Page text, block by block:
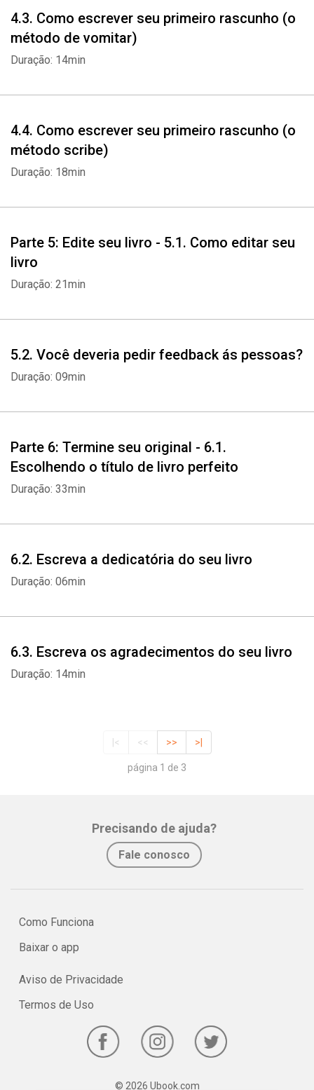
4.3. Como escrever seu primeiro rascunho (o
método de vomitar)
Duração: 14min
4.4. Como escrever seu primeiro rascunho (o
método scribe)
Duração: 18min
Parte 5: Edite seu livro - 5.1. Como editar seu
livro
Duração: 21min
5.2. Você deveria pedir feedback ás pessoas?
Duração: 09min
Parte 6: Termine seu original - 6.1.
Escolhendo o título de livro perfeito
Duração: 33min
6.2. Escreva a dedicatória do seu livro
Duração: 06min
6.3. Escreva os agradecimentos do seu livro
Duração: 14min
|< << >> >|
página 1 de 3
Precisando de ajuda?
Fale conosco
Como Funciona
Baixar o app
Aviso de Privacidade
Termos de Uso
© 2026 Ubook.com